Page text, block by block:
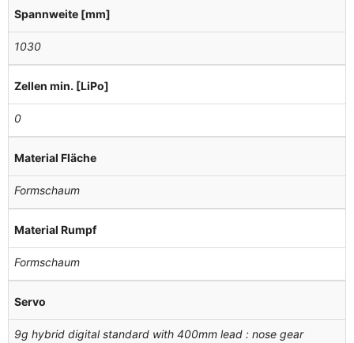
Spannweite [mm]
1030
Zellen min. [LiPo]
0
Material Fläche
Formschaum
Material Rumpf
Formschaum
Servo
9g hybrid digital standard with 400mm lead : nose gear